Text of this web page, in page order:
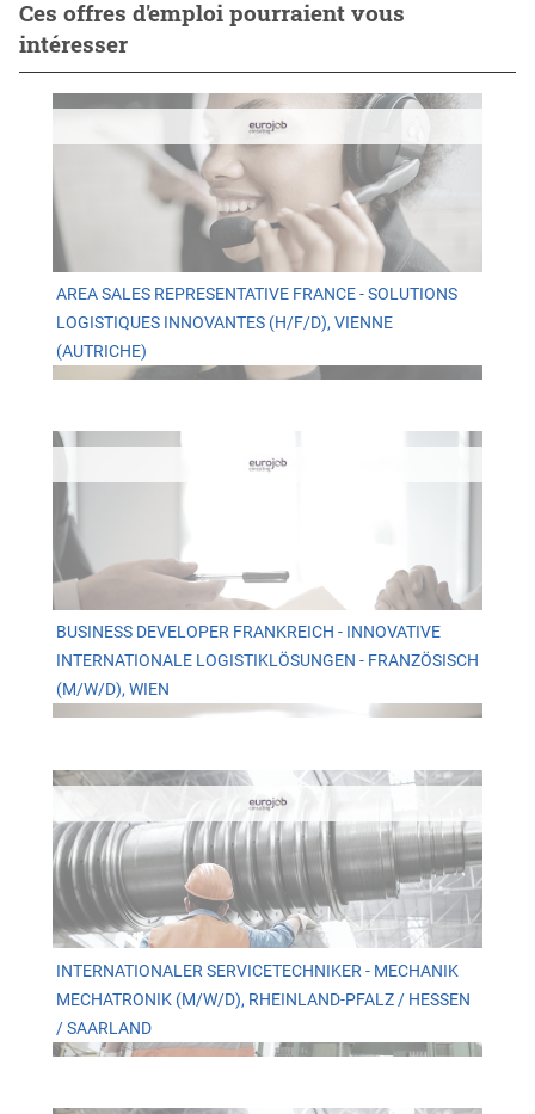
Ces offres d'emploi pourraient vous
intéresser
AREA SALES REPRESENTATIVE FRANCE - SOLUTIONS
LOGISTIQUES INNOVANTES (H/F/D), VIENNE
(AUTRICHE)
BUSINESS DEVELOPER FRANKREICH - INNOVATIVE
INTERNATIONALE LOGISTIKLÖSUNGEN - FRANZÖSISCH
(M/W/D), WIEN
INTERNATIONALER SERVICETECHNIKER - MECHANIK
MECHATRONIK (M/W/D), RHEINLAND-PFALZ / HESSEN
/ SAARLAND